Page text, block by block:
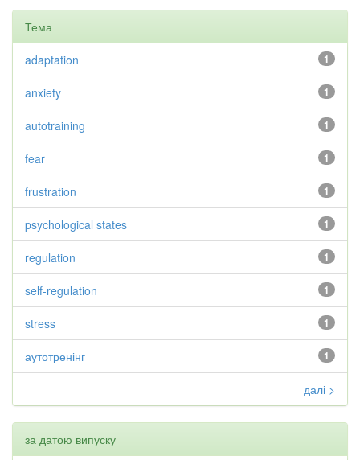
Тема
1
adaptation
1
anxiety
1
autotraining
1
fear
1
frustration
1
psychological states
1
regulation
1
self-regulation
1
stress
1
аутотренінг
далі >
за датою випуску